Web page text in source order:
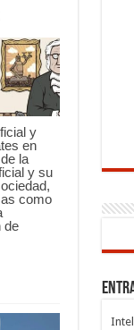
y
en
la
y su
como
de